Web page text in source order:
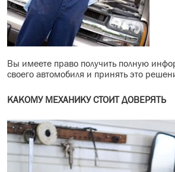
Вы имеете право получить полную
своего автомобиля и принять это
КАКОМУ МЕХАНИКУ СТОИТ ДОВЕРЯТЬ